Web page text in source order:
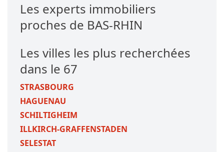
Les experts immobiliers
proches de BAS-RHIN
Les villes les plus recherchées
dans le 67
STRASBOURG
HAGUENAU
SCHILTIGHEIM
ILLKIRCH-GRAFFENSTADEN
SELESTAT